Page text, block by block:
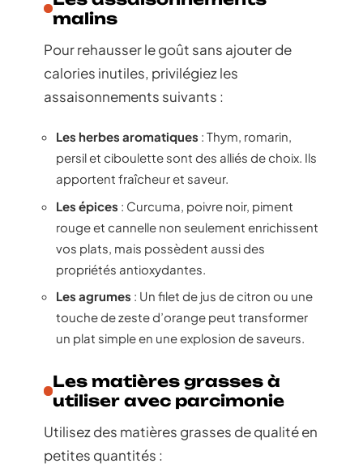
malins
Pour rehausser le goût sans ajouter de
calories inutiles, privilégiez les
assaisonnements suivants :
Les herbes aromatiques : Thym, romarin,
persil et ciboulette sont des alliés de choix. Ils
apportent fraîcheur et saveur.
Les épices : Curcuma, poivre noir, piment
rouge et cannelle non seulement enrichissent
vos plats, mais possèdent aussi des
propriétés antioxydantes.
Les agrumes : Un filet de jus de citron ou une
touche de zeste d’orange peut transformer
un plat simple en une explosion de saveurs.
Les matières grasses à
utiliser avec parcimonie
Utilisez des matières grasses de qualité en
petites quantités :